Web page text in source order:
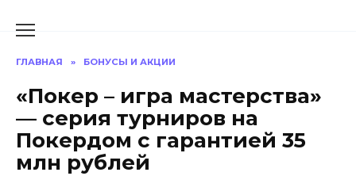
ГЛАВНАЯ » БОНУСЫ И АКЦИИ
«Покер – игра мастерства»
— серия турниров на
Покердом с гарантией 35
млн рублей